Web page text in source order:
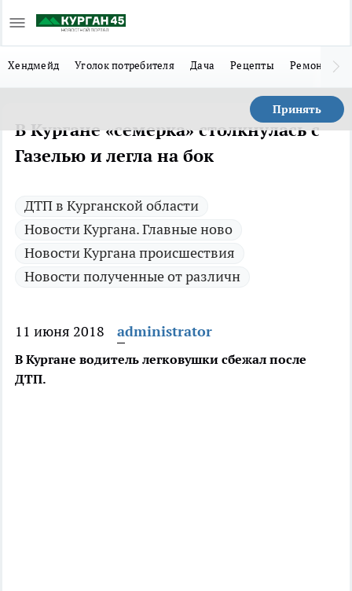
Хендмейд Уголок потребителя Дача Рецепты Ремонт
Принять
В Кургане «семерка» столкнулась с
Газелью и легла на бок
ДТП в Курганской области
Новости Кургана. Главные ново
Новости Кургана происшествия
Новости полученные от различн
11 июня 2018 administrator
В Кургане водитель легковушки сбежал после
ДТП.